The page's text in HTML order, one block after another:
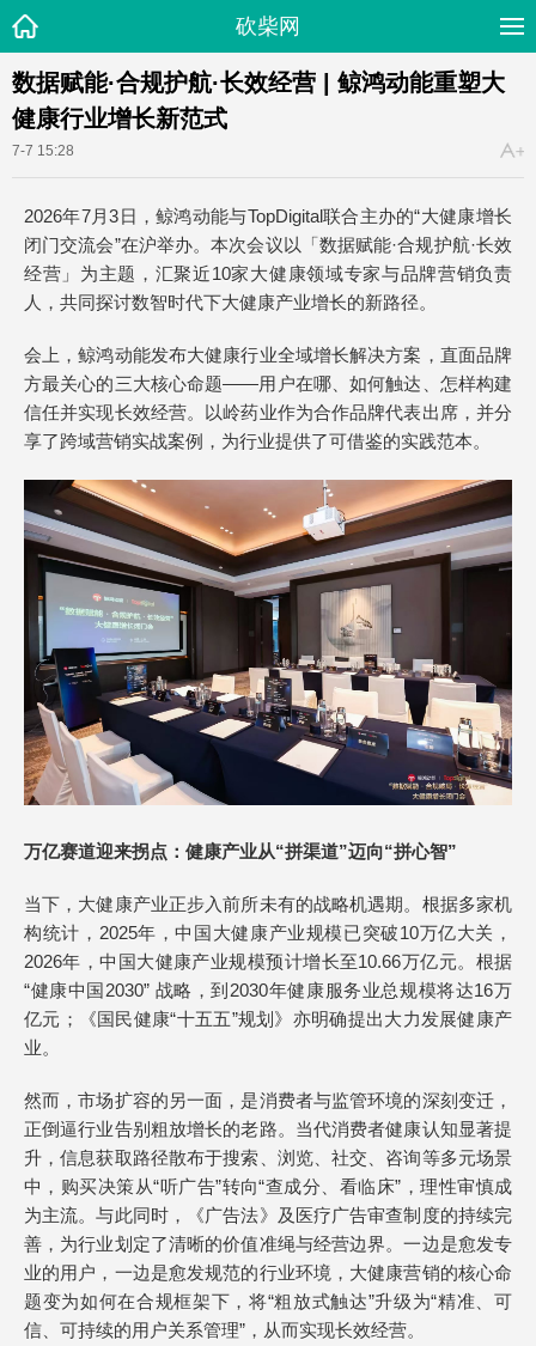
砍柴网
数据赋能·合规护航·长效经营 | 鲸鸿动能重塑大
健康行业增长新范式
7-7 15:28
2026年7月3日，鲸鸿动能与TopDigital联合主办的“大健康增长
闭门交流会”在沪举办。本次会议以「数据赋能·合规护航·长效
经营」为主题，汇聚近10家大健康领域专家与品牌营销负责
人，共同探讨数智时代下大健康产业增长的新路径。
会上，鲸鸿动能发布大健康行业全域增长解决方案，直面品牌
方最关心的三大核心命题——用户在哪、如何触达、怎样构建
信任并实现长效经营。以岭药业作为合作品牌代表出席，并分
享了跨域营销实战案例，为行业提供了可借鉴的实践范本。
万亿赛道迎来拐点：健康产业从“拼渠道”迈向“拼心智”
当下，大健康产业正步入前所未有的战略机遇期。根据多家机
构统计，2025年，中国大健康产业规模已突破10万亿大关，
2026年，中国大健康产业规模预计增长至10.66万亿元。根据
“健康中国2030” 战略，到2030年健康服务业总规模将达16万
亿元；《国民健康“十五五”规划》亦明确提出大力发展健康产
业。
然而，市场扩容的另一面，是消费者与监管环境的深刻变迁，
正倒逼行业告别粗放增长的老路。当代消费者健康认知显著提
升，信息获取路径散布于搜索、浏览、社交、咨询等多元场景
中，购买决策从“听广告”转向“查成分、看临床”，理性审慎成
为主流。与此同时，《广告法》及医疗广告审查制度的持续完
善，为行业划定了清晰的价值准绳与经营边界。一边是愈发专
业的用户，一边是愈发规范的行业环境，大健康营销的核心命
题变为如何在合规框架下，将“粗放式触达”升级为“精准、可
信、可持续的用户关系管理”，从而实现长效经营。